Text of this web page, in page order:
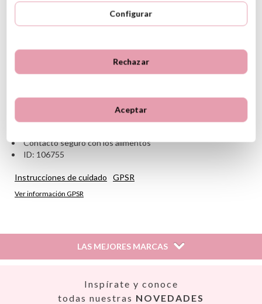
Material: Fabricado con acero Inoxidable de doble pared al
vacío
Capacidad: 300ml
Aislamiento de doble pared
Tapón de rosca
Cero fugas
Mantiene los alimentos fríos y calientes hasta 6 horas
Contacto seguro con los alimentos
ID: 106755
Instrucciones de cuidado GPSR
Ver información GPSR
LAS MEJORES MARCAS
Inspírate y conoce
todas nuestras NOVEDADES
Configurar
Rechazar
Aceptar